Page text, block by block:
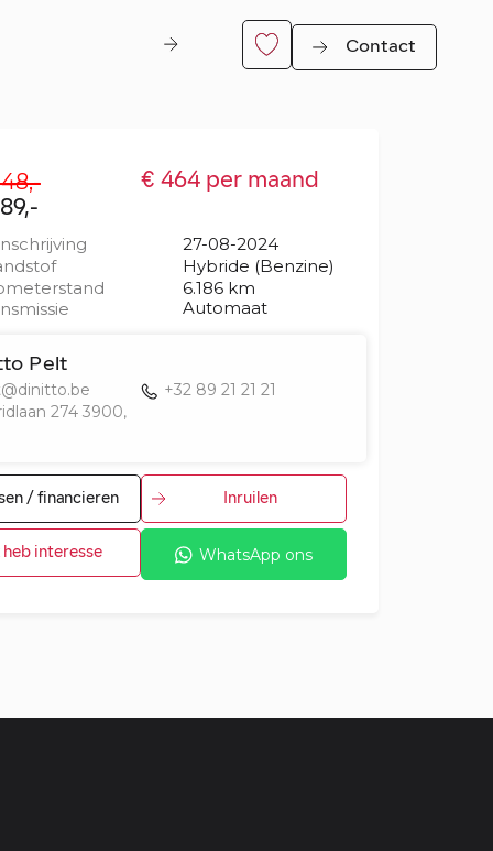
Contact
€ 464 per maand
27-08-2024
Hybride (Benzine)
6.186 km
Automaat
Pelt
+32 89 21 21 21
274 3900,
/ financieren Inruilen
heb interesse WhatsApp ons